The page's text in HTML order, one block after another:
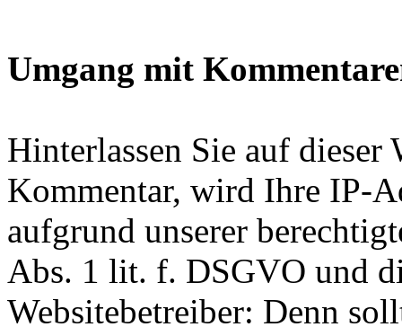
Umgang mit
Hinterlassen Sie auf dieser
Kommentar, wird Ihre IP-
aufgrund unserer
Abs. 1 lit. f. DSGVO und
Websitebetreiber: Denn